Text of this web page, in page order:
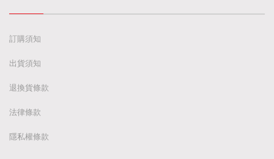
訂購須知
出貨須知
退換貨條款
法律條款
隱私權條款